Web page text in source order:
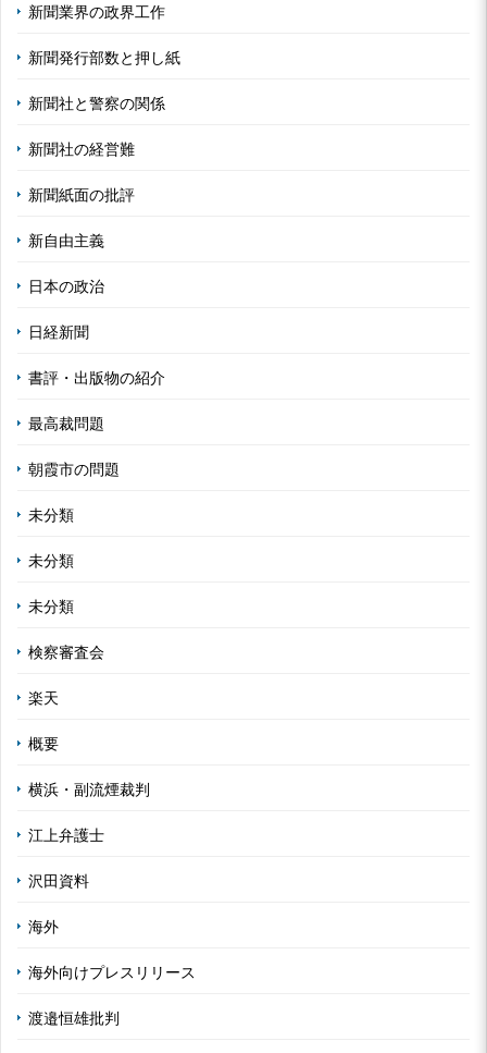
新聞業界の政界工作
新聞発行部数と押し紙
新聞社と警察の関係
新聞社の経営難
新聞紙面の批評
新自由主義
日本の政治
日経新聞
書評・出版物の紹介
最高裁問題
朝霞市の問題
未分類
未分類
未分類
検察審査会
楽天
概要
横浜・副流煙裁判
江上弁護士
沢田資料
海外
海外向けプレスリリース
渡邉恒雄批判